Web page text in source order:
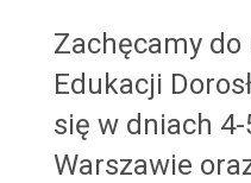
Zachęcamy do
Edukacji
się w dniach
Warszawie